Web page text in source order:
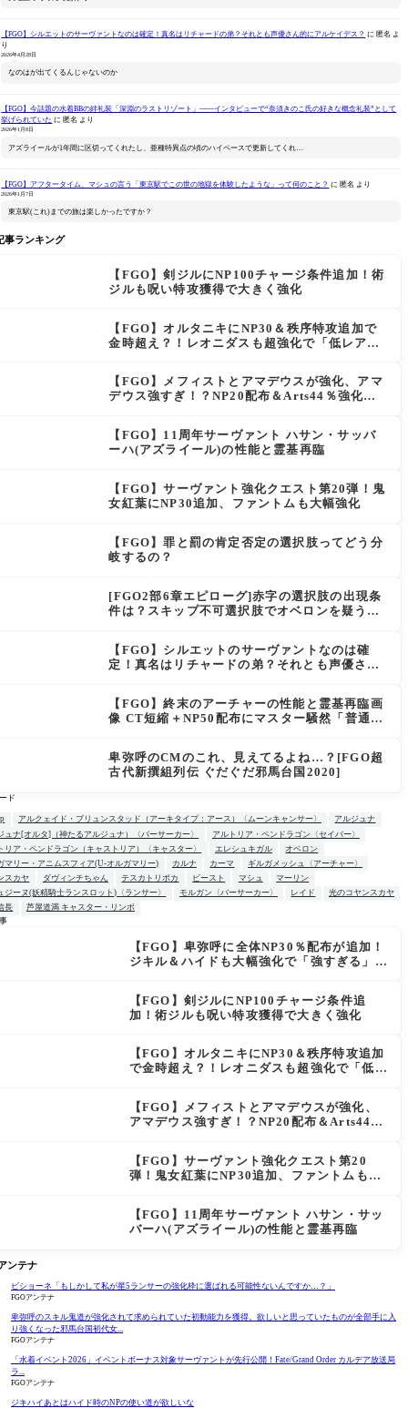
【FGO】シルエットのサーヴァントなのは確定！真名はリチャードの弟？それとも声優さん的にアルケイデス？ に 匿名 よ
り
2026年4月28日
なのはが出てくるんじゃないのか
【FGO】今話題の水着BBの絆礼装「深淵のラストリゾート」――インタビューで“奈須きのこ氏の好きな概念礼装”として
挙げられていた に 匿名 より
2026年1月8日
アズライールが1年間に区切ってくれたし、亜種特異点の頃のハイペースで更新してくれ…
【FGO】アフタータイム、マシュの言う「東京駅でこの世の地獄を体験したような」って何のこと？ に 匿名 より
2026年1月7日
東京駅(これ)までの旅は楽しかったですか？
事ランキング
【FGO】剣ジルにNP100チャージ条件追加！術
ジルも呪い特攻獲得で大きく強化
【FGO】オルタニキにNP30＆秩序特攻追加で
金時超え？！レオニダスも超強化で「低レアと
【FGO】メフィストとアマデウスが強化、アマ
デウス強すぎ！？NP20配布＆Arts44％強化に
【FGO】11周年サーヴァント ハサン・サッバ
ーハ(アズライール)の性能と霊基再臨
【FGO】サーヴァント強化クエスト第20弾！鬼
女紅葉にNP30追加、ファントムも大幅強化
【FGO】罪と罰の肯定否定の選択肢ってどう分
岐するの？
[FGO2部6章エピローグ]赤字の選択肢の出現条
件は？スキップ不可選択肢でオベロンを疑う選
出てくる
【FGO】シルエットのサーヴァントなのは確
定！真名はリチャードの弟？それとも声優さん
【FGO】終末のアーチャーの性能と霊基再臨画
像 CT短縮＋NP50配布にマスター騒然「普通に
卑弥呼のCMのこれ、見えてるよね…？[FGO超
古代新撰組列伝 ぐだぐだ邪馬台国2020]
ド
アルクェイド・ブリュンスタッド（アーキタイプ：アース）〈ムーンキャンサー〉
アルジュナ
ュナ[オルタ]（神たるアルジュナ）〈バーサーカー〉
アルトリア・ペンドラゴン〈セイバー〉
リア・ペンドラゴン（キャストリア）〈キャスター〉
エレシュキガル
オベロン
マリー・アニムスフィア(U-オルガマリー)
カルナ カーマ
ギルガメッシュ〈アーチャー〉
スカヤ
ダヴィンチちゃん テスカトリポカ ビースト マシュ
マーリン
ジーヌ(妖精騎士ランスロット)〈ランサー〉
モルガン〈バーサーカー〉 レイド
光のコヤンスカヤ
長
芦屋道満 キャスター・リンボ
【FGO】卑弥呼に全体NP30％配布が追加！
ジキル＆ハイドも大幅強化で「強すぎる」の
【FGO】剣ジルにNP100チャージ条件追
加！術ジルも呪い特攻獲得で大きく強化
【FGO】オルタニキにNP30＆秩序特攻追加
で金時超え？！レオニダスも超強化で「低レ
【FGO】メフィストとアマデウスが強化、
アマデウス強すぎ！？NP20配布＆Arts44％
【FGO】サーヴァント強化クエスト第20
弾！鬼女紅葉にNP30追加、ファントムも大
【FGO】11周年サーヴァント ハサン・サッ
バーハ(アズライール)の性能と霊基再臨
ンテナ
ビショーネ「もしかして私が星5ランサーの強化枠に選ばれる可能性ないんですか…？」
FGOアンテナ
卑弥呼のスキル鬼道が強化されて求められていた初動能力を獲得。欲しいと思っていたものが全部手に入
り強くなった邪馬台国初代女...
FGOアンテナ
「水着イベント2026」イベントボーナス対象サーヴァントが先行公開！Fate/Grand Order カルデア放送局
ラ...
FGOアンテナ
ジキハイあとはハイド時のNPの使い道が欲しいな